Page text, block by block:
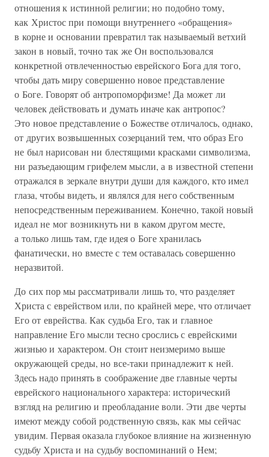
отношения к истинной религии; но подобно тому,
как Христос при помощи внутреннего «обращения»
в корне и основании превратил так называемый ветхий
закон в новый, точно так же Он воспользовался
конкретной отвлеченностью еврейского Бога для того,
чтобы дать миру совершенно новое представление
о Боге. Говорят об антропоморфизме! Да может ли
человек действовать и думать иначе как антропос?
Это новое представление о Божестве отличалось, однако,
от других возвышенных созерцаний тем, что образ Его
не был нарисован ни блестящими красками символизма,
ни разъедающим грифелем мысли, а в известной степени
отражался в зеркале внутри души для каждого, кто имел
глаза, чтобы видеть, и являлся для него собственным
непосредственным переживанием. Конечно, такой новый
идеал не мог возникнуть ни в каком другом месте,
а только лишь там, где идея о Боге хранилась
фанатически, но вместе с тем оставалась совершенно
неразвитой.
До сих пор мы рассматривали лишь то, что разделяет
Христа с еврейством или, по крайней мере, что отличает
Его от еврейства. Как судьба Его, так и главное
направление Его мысли тесно срослись с еврейскими
жизнью и характером. Он стоит неизмеримо выше
окружающей среды, но все-таки принадлежит к ней.
Здесь надо принять в соображение две главные черты
еврейского национального характера: исторический
взгляд на религию и преобладание воли. Эти две черты
имеют между собой родственную связь, как мы сейчас
увидим. Первая оказала глубокое влияние на жизненную
судьбу Христа и на судьбу воспоминаний о Нем;